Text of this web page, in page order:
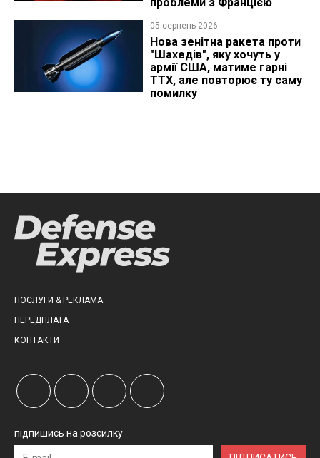
05 серпень 2026
Нова зенітна ракета проти
"Шахедів", яку хочуть у
армії США, матиме гарні
ТТХ, але повторює ту саму
помилку
ПОСЛУГИ & РЕКЛАМА
ПЕРЕДПЛАТА
КОНТАКТИ
підпишись на розсилку